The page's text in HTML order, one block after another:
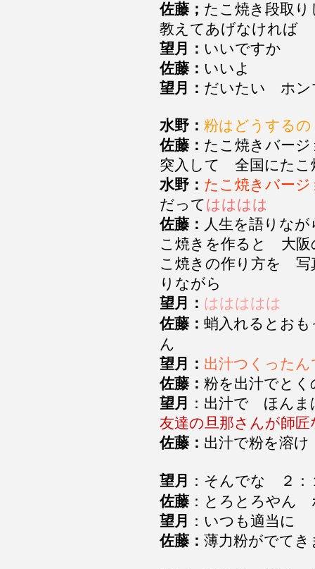
佐藤； たこ焼き段取
教えてあげなければ
望月： いいですか
佐藤： いいよ
望月： だいたい ホ
水野： 粉はどうするの
佐藤： たこ焼きバー
突入して 全国にた
水野： たこ焼きバージ
だってはははは
佐藤： 人生を語りなが
こ焼きを作ると 大阪
こ焼きの作り方を 写
りながら
望月： ははははは
佐藤： 蛸入れるとお
ん
望月： 出汁つくったん
佐藤： 粉を出汁でと
望月
：出汁で ほん
友達の旦那さんが師匠
佐藤： 出汁で粉を
望月
：そんでな ２
佐藤 ：とろとろやん
望月
：いつも適当に
佐藤： 薄力粉がでてき